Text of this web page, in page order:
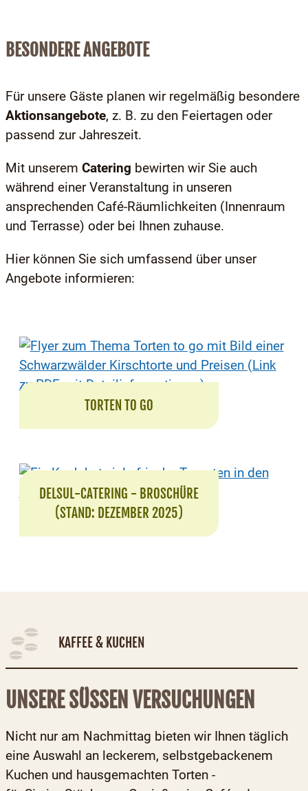
BESONDERE ANGEBOTE
Für unsere Gäste planen wir regelmäßig besondere
Aktionsangebote, z. B. zu den Feiertagen oder
passend zur Jahreszeit.
Mit unserem Catering bewirten wir Sie auch
während einer Veranstaltung in unseren
ansprechenden Café-Räumlichkeiten (Innenraum
und Terrasse) oder bei Ihnen zuhause.
Hier können Sie sich umfassend über unser
Angebote informieren:
TORTEN TO GO
DELSUL-CATERING - BROSCHÜRE
(STAND: DEZEMBER 2025)
KAFFEE & KUCHEN
UNSERE SÜSSEN VERSUCHUNGEN
Nicht nur am Nachmittag bieten wir Ihnen täglich
eine Auswahl an leckerem, selbstgebackenem
Kuchen und hausgemachten Torten -